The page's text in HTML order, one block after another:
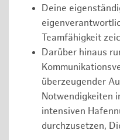
Deine
Teamfähigkeit
Darüber hinaus
überzeugender
Notwendigkeiten
intensiven
durchzusetzen,